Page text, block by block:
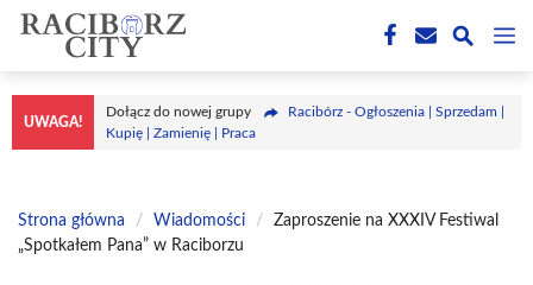
Przejdź
treści
UWAGA!
Dołącz do nowej grupy
Racibórz - Ogłoszenia | Sprzedam |
Kupię | Zamienię | Praca
Strona główna / Wiadomości /
Zaproszenie na XXXIV Festiwal
„Spotkałem Pana” w Raciborzu